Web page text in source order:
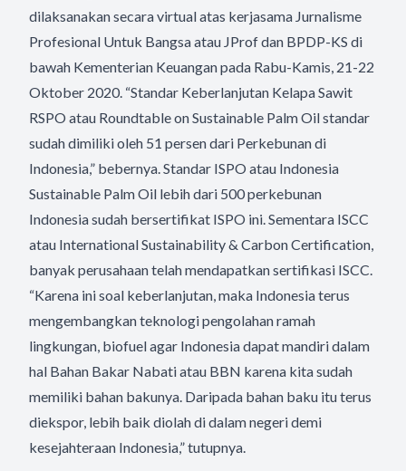
dilaksanakan secara virtual atas kerjasama Jurnalisme
Profesional Untuk Bangsa atau JProf dan BPDP-KS di
bawah Kementerian Keuangan pada Rabu-Kamis, 21-22
Oktober 2020. “Standar Keberlanjutan Kelapa Sawit
RSPO atau Roundtable on Sustainable Palm Oil standar
sudah dimiliki oleh 51 persen dari Perkebunan di
Indonesia,” bebernya. Standar ISPO atau Indonesia
Sustainable Palm Oil lebih dari 500 perkebunan
Indonesia sudah bersertifikat ISPO ini. Sementara ISCC
atau International Sustainability & Carbon Certification,
banyak perusahaan telah mendapatkan sertifikasi ISCC.
“Karena ini soal keberlanjutan, maka Indonesia terus
mengembangkan teknologi pengolahan ramah
lingkungan, biofuel agar Indonesia dapat mandiri dalam
hal Bahan Bakar Nabati atau BBN karena kita sudah
memiliki bahan bakunya. Daripada bahan baku itu terus
diekspor, lebih baik diolah di dalam negeri demi
kesejahteraan Indonesia,” tutupnya.